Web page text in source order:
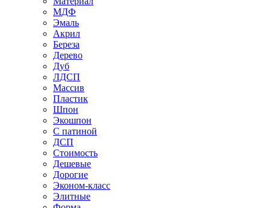
МДФ
Эмаль
Акрил
Береза
Дерево
Дуб
ЛДСП
Массив
Пластик
Шпон
Экошпон
С патиной
ДСП
Стоимость
Дешевые
Дорогие
Эконом-класс
Элитные